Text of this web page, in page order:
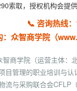
索取，授权机构会提
📞 咨询热线
：众智商学院（
商学院（运营主体：
目管理的职业培训与
流与采购联合会CFLP